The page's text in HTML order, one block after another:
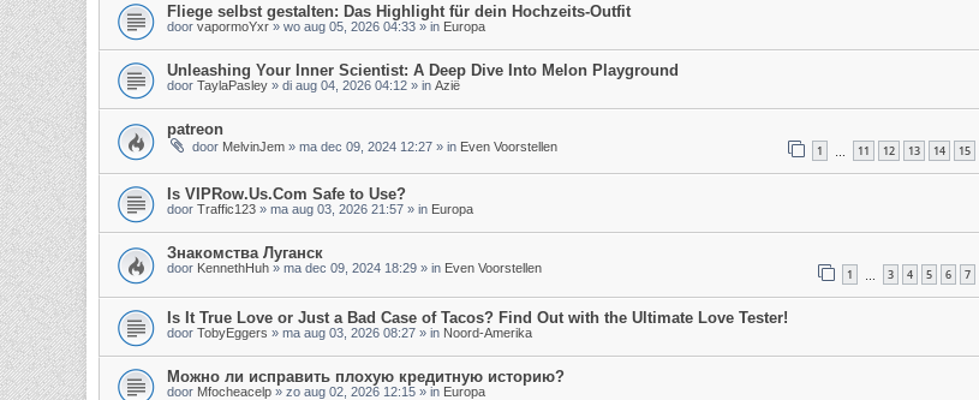
Fliege selbst gestalten: Das Highlight für dein Hochzeits-Outfit
door vapormoYxr » wo aug 05, 2026 04:33 » in Europa
Unleashing Your Inner Scientist: A Deep Dive Into Melon Playground
door TaylaPasley » di aug 04, 2026 04:12 » in Azië
patreon
door MelvinJem » ma dec 09, 2024 12:27 » in Even Voorstellen 1 11 12 13 14 15
Is VIPRow.Us.Com Safe to Use?
door Traffic123 » ma aug 03, 2026 21:57 » in Europa
Знакомства Луганск
door KennethHuh » ma dec 09, 2024 18:29 » in Even Voorstellen 1 3 4 5 6 7
Is It True Love or Just a Bad Case of Tacos? Find Out with the Ultimate Love Tester!
door TobyEggers » ma aug 03, 2026 08:27 » in Noord-Amerika
Можно ли исправить плохую кредитную историю?
door Mfocheacelp » zo aug 02, 2026 12:15 » in Europa